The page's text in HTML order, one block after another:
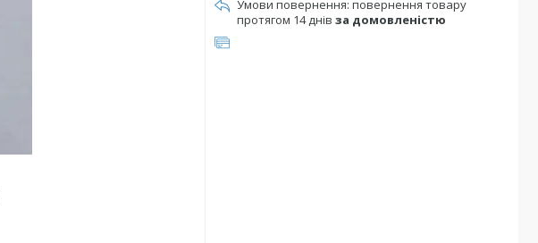
повернення товару
протягом 14 днів за домовленістю